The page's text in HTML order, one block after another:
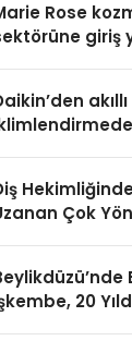
Rose
giriş
akıllı
Çok
20